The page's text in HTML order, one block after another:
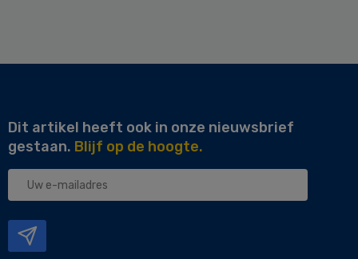
Dit artikel heeft ook in onze nieuwsbrief
gestaan. Blijf op de hoogte.
Uw